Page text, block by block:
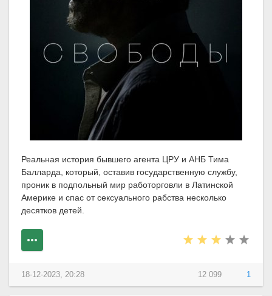
Реальная история бывшего агента ЦРУ и АНБ Тима
Балларда, который, оставив государственную службу,
проник в подпольный мир работорговли в Латинской
Америке и спас от сексуального рабства несколько
десятков детей.
12 099 1
18-12-2023, 20:28